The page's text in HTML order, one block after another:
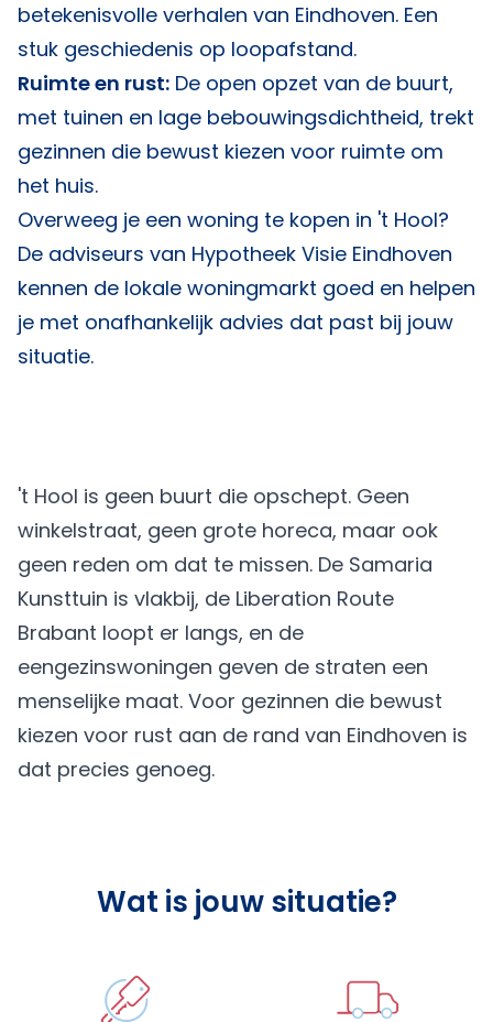
betekenisvolle verhalen van Eindhoven. Een
stuk geschiedenis op loopafstand.
Ruimte en rust: De open opzet van de buurt,
met tuinen en lage bebouwingsdichtheid, trekt
gezinnen die bewust kiezen voor ruimte om
het huis.
Overweeg je een woning te kopen in 't Hool?
De adviseurs van Hypotheek Visie Eindhoven
kennen de lokale woningmarkt goed en helpen
je met onafhankelijk advies dat past bij jouw
situatie.
't Hool is geen buurt die opschept. Geen
winkelstraat, geen grote horeca, maar ook
geen reden om dat te missen. De Samaria
Kunsttuin is vlakbij, de Liberation Route
Brabant loopt er langs, en de
eengezinswoningen geven de straten een
menselijke maat. Voor gezinnen die bewust
kiezen voor rust aan de rand van Eindhoven is
dat precies genoeg.
Wat is jouw situatie?